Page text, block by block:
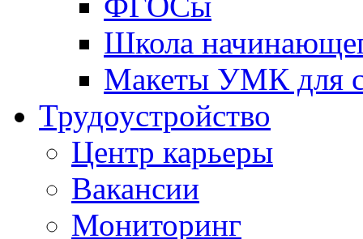
Школа
Макеты УМК для
Трудоустройство
Центр карьеры
Вакансии
Мониторинг